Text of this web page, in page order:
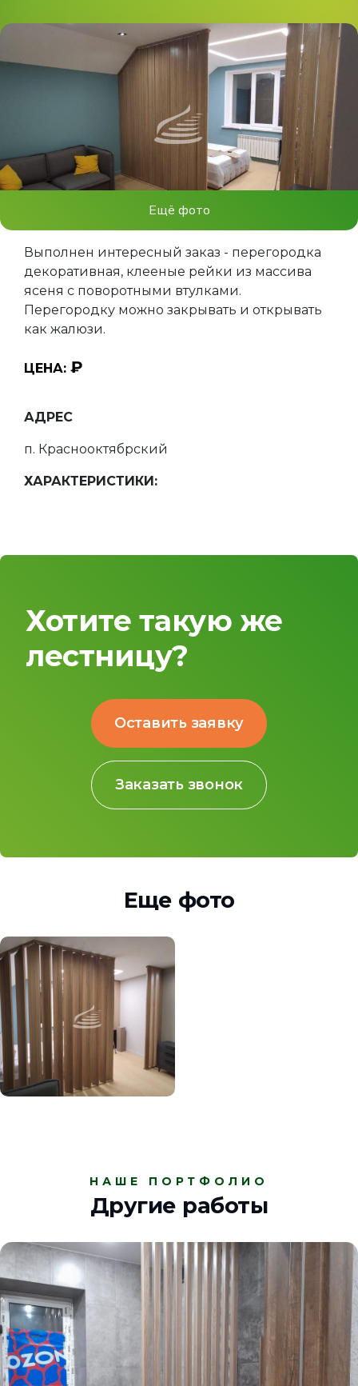
Ещё фото
Выполнен интересный заказ - перегородка
декоративная, клееные рейки из массива
ясеня с поворотными втулками.
Перегородку можно закрывать и открывать
как жалюзи.
ЦЕНА: ₽
АДРЕС
п. Краснооктябрский
ХАРАКТЕРИСТИКИ:
Хотите такую же
лестницу?
Оставить заявку
Заказать звонок
Еще фото
НАШЕ ПОРТФОЛИО
Другие работы